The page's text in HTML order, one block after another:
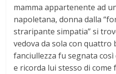
mamma appartenente ad
napoletana, donna dalla
straripante simpatia” si
vedova da sola con quattro
fanciullezza fu segnata
e ricorda lui stesso di